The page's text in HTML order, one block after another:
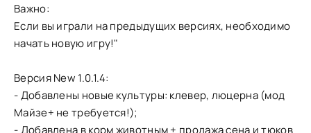
Важно:
Если вы играли на предыдущих версиях, необходимо
начать новую игру!"
Версия New 1.0.1.4:
- Добавлены новые культуры: клевер, люцерна (мод
Майзе+ не требуется!);
- Добавлена в корм животным + продажа сена и тюков